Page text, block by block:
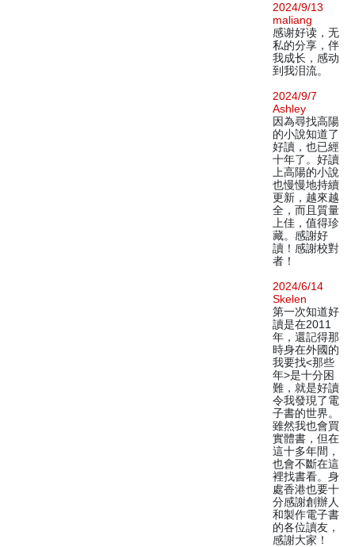
2024/9/13
maliang
感谢好读，无
私的分享，伴
我成长，感动
到我泪流。
2024/9/7
Ashley
因為尋找高陽
的小說知道了
好讀，也已經
十年了。好讀
上高陽的小說
也慢慢地持續
更新，越來越
全，而且質量
上佳，值得珍
藏。感謝好
讀！感謝校對
者！
2024/6/14
Skelen
第一次知道好
讀是在2011
年，還記得那
時身在外國的
我要找<那些
年>是十分困
難，就是好讀
令我發現了電
子書的世界。
雖然我也會買
實體書，但在
這十多年間，
也會不斷在這
裡找書看。身
處香港也要十
分感謝創辦人
和製作電子書
的各位讀友，
感謝大家！